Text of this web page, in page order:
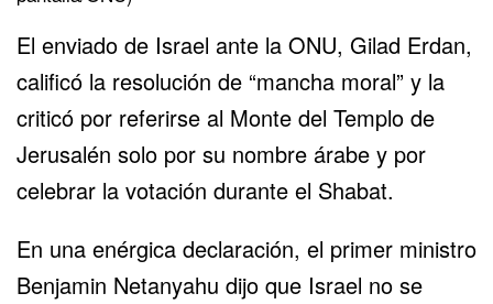
El enviado de Israel ante la ONU, Gilad Erdan,
calificó la resolución de “mancha moral” y la
criticó por referirse al Monte del Templo de
Jerusalén solo por su nombre árabe y por
celebrar la votación durante el Shabat.
En una enérgica declaración, el primer ministro
Benjamin Netanyahu dijo que Israel no se